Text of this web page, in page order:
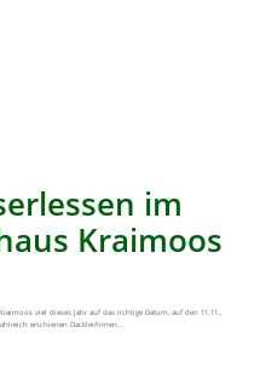
im
Kraimoos
viel dieses Jahr auf das richtige Datum, auf den 11.11.,
erschienen Dackler/innen...